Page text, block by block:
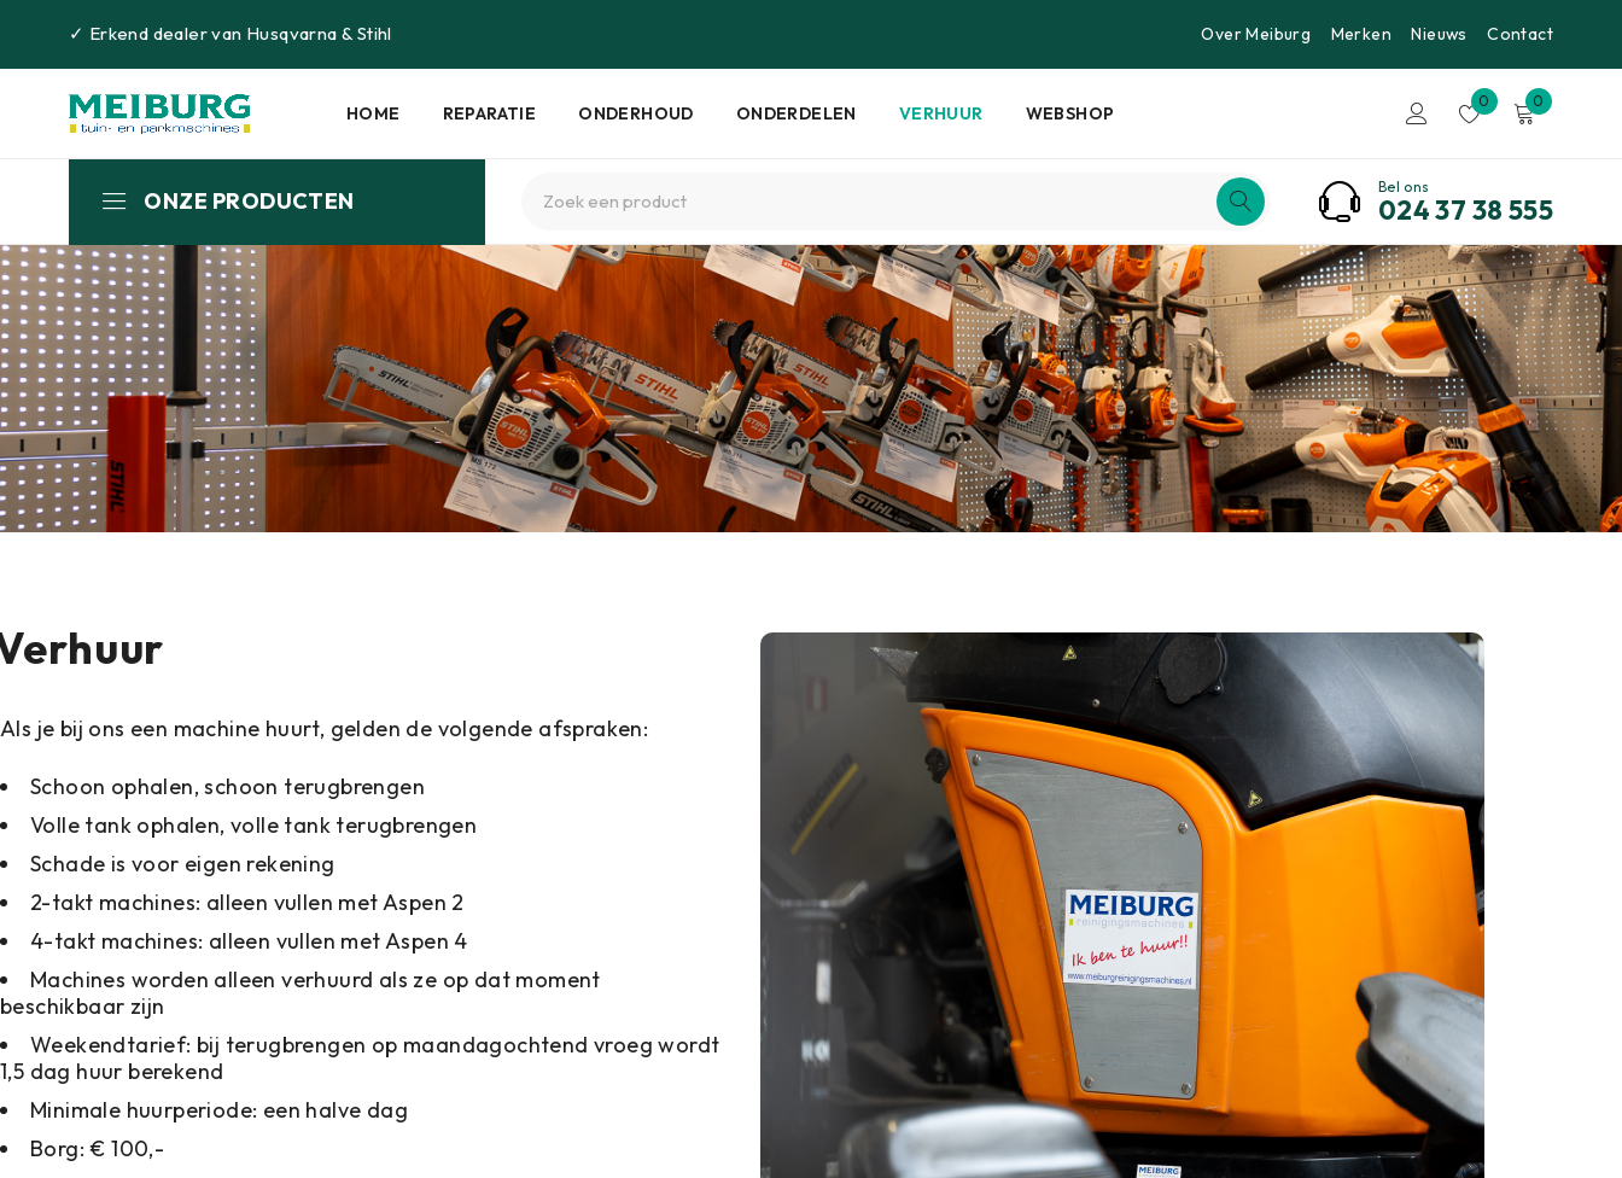
✓ Erkend dealer van Husqvarna &Stihl Over Meiburg Merken Nieuws Contact
HOME REPARATIE ONDERHOUD ONDERDELEN VERHUUR WEBSHOP
0 0
ONZE PRODUCTEN
Bel ons
024 37 38 555
Als je bij ons een machine huurt, gelden de volgende afspraken:
Schoon ophalen, schoon terugbrengen
Volle tank ophalen, volle tank terugbrengen
Schade is voor eigen rekening
2-takt machines: alleen vullen met Aspen 2
4-takt machines: alleen vullen met Aspen 4
Machines worden alleen verhuurd als ze op dat moment
beschikbaar zijn
Weekendtarief: bij terugbrengen op maandagochtend vroeg wordt
1,5 dag huur berekend
Minimale huurperiode: een halve dag
Borg: € 100,-